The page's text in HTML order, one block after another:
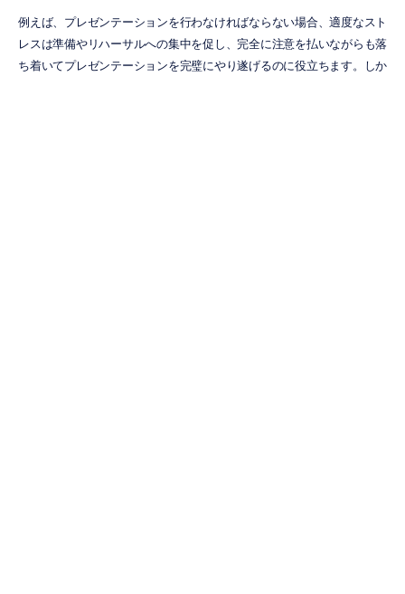
例えば、プレゼンテーションを行わなければならない場合、適度なスト
レスは準備やリハーサルへの集中を促し、完全に注意を払いながらも落
ち着いてプレゼンテーションを完璧にやり遂げるのに役立ちます。しか